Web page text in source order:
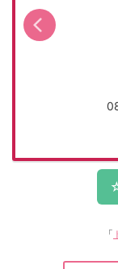
「